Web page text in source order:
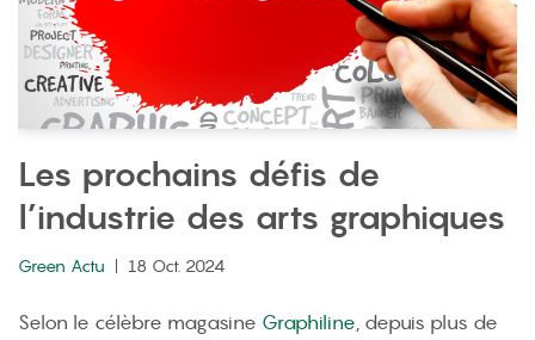
Les prochains défis de
l’industrie des arts graphiques
Green Actu 18 Oct. 2024
Selon le célèbre magasine Graphiline , depuis plus de